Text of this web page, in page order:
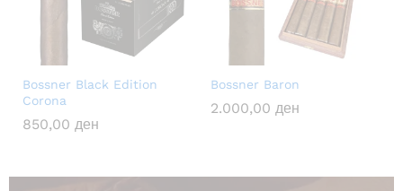
Bossner Black Edition
Corona
850,00 ден
Bossner Baron
2.000,00 ден